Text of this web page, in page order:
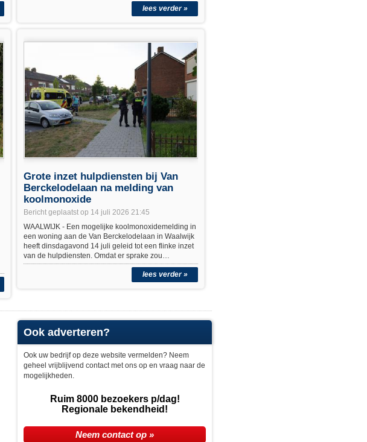
lees verder »
Grote inzet hulpdiensten bij Van
Berckelodelaan na melding van
koolmonoxide
Bericht geplaatst op 14 juli 2026 21:45
WAALWIJK - Een mogelijke koolmonoxidemelding in
een woning aan de Van Berckelodelaan in Waalwijk
heeft dinsdagavond 14 juli geleid tot een flinke inzet
van de hulpdiensten. Omdat er sprake zou…
lees verder »
Ook adverteren?
Ook uw bedrijf op deze website vermelden? Neem
geheel vrijblijvend contact met ons op en vraag naar de
mogelijkheden.
Ruim 8000 bezoekers p/dag!
Regionale bekendheid!
Neem contact op »